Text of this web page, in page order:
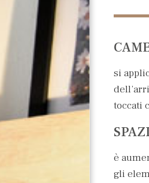
si
toccati
è
gli